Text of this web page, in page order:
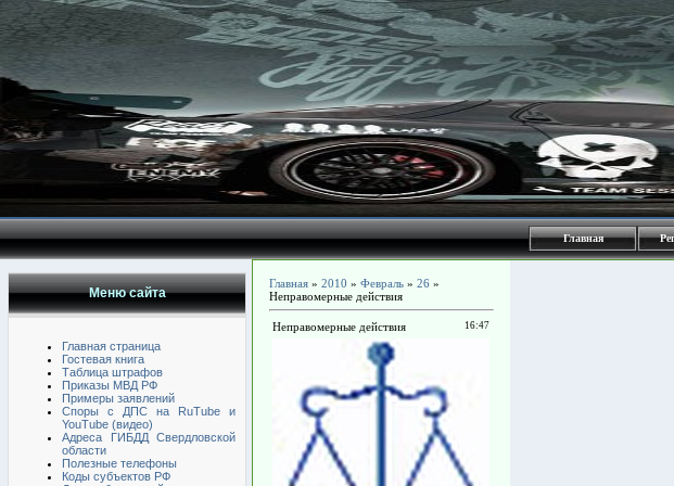
Главная
Меню сайта
Главная страница
Гостевая книга
Таблица штрафов
Приказы МВД РФ
Примеры заявлений
Споры с ДПС на RuTube и
YouTube (видео)
Адреса ГИБДД Свердловской
области
Полезные телефоны
Коды субъектов РФ
Главная » 2010 » Февраль » 26 »
Неправомерные действия
16:47
Неправомерные действия